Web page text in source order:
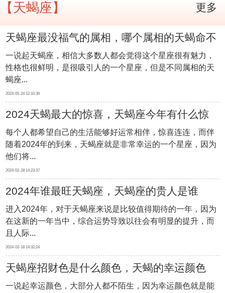
【天蝎座】 更多
天蝎座最没福气的属相，哪个属相的天蝎命不
好
一说起天蝎座，相信大多数人都会觉得这个星座很有魅力，
性格也很鲜明，是很吸引人的一个星座，但是不同属相的天
蝎座...
2024-05-24 12:10:39
2024天蝎最大的惊喜，天蝎座今年有什么惊
喜降临
每个人都希望自己的生活能够好运常相伴，惊喜连连，而伴
随着2024年的到来，天蝎座就是非常幸运的一个星座，因为
他们将...
2024-02-28 14:23:37
2024年谁最旺天蝎座，天蝎座的贵人是谁
进入2024年，对于天蝎座来说是比较值得期待的一年，因为
在这新的一年当中，综合运势导致以往会有明显的提升，而
且人际...
2024-02-18 14:32:24
天蝎座招财色是什么颜色，天蝎的幸运颜色
一说起幸运颜色，大部分人都不陌生，因为幸运颜色就是能